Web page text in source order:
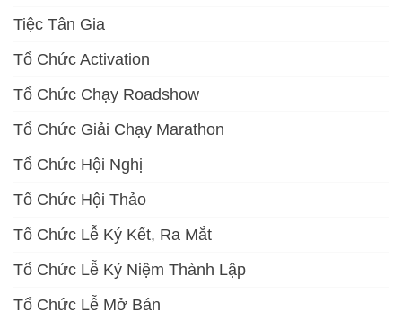
Tiệc Tân Gia
Tổ Chức Activation
Tổ Chức Chạy Roadshow
Tổ Chức Giải Chạy Marathon
Tổ Chức Hội Nghị
Tổ Chức Hội Thảo
Tổ Chức Lễ Ký Kết, Ra Mắt
Tổ Chức Lễ Kỷ Niệm Thành Lập
Tổ Chức Lễ Mở Bán